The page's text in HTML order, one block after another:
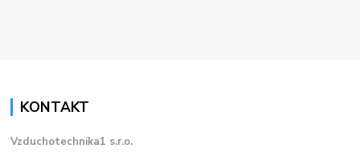
KONTAKT
Vzduchotechnika1 s.r.o.